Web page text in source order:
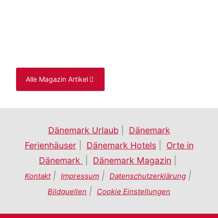
Alle Magazin Artikel
Dänemark Urlaub
Dänemark
Ferienhäuser| Dänemark Hotels| Orte in
Dänemark
Dänemark Magazin
Kontakt| Impressum| Datenschutzerklärung|
Bildquellen | Cookie Einstellungen